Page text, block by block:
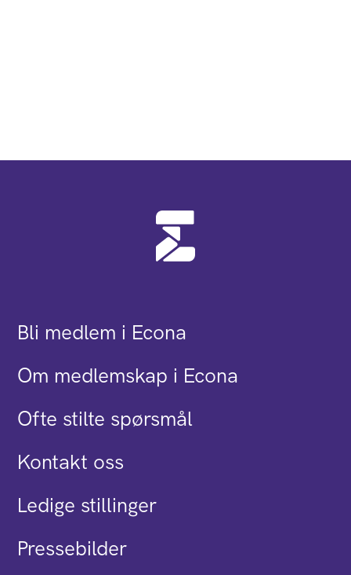
Bli medlem i Econa
Om medlemskap i Econa
Ofte stilte spørsmål
Kontakt oss
Ledige stillinger
Pressebilder